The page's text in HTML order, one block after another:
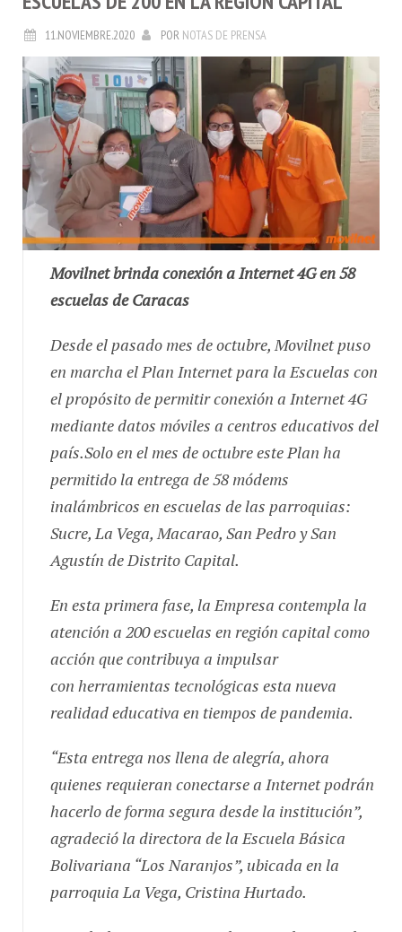
11.NOVIEMBRE.2020 PORNOTAS DE PRENSA
Movilnet brinda conexión a Internet 4G en 58
escuelas de Caracas
en marcha el Plan Internet para la Escuelas con
el propósito de permitir conexión a Internet 4G
mediante datos móviles a centros educativos del
país.Solo en el mes de octubre este Plan ha
permitido la entrega de 58 módems
inalámbricos en escuelas de las parroquias:
Sucre, La Vega, Macarao, San Pedro y San
Agustín de Distrito Capital.
atención a 200 escuelas en región capital como
acción que contribuya a impulsar
con herramientas tecnológicas esta nueva
realidad educativa en tiempos de pandemia.
quienes requieran conectarse a Internet podrán
hacerlo de forma segura desde la institución”,
agradeció la directora de la Escuela Básica
Bolivariana “Los Naranjos”, ubicada en la
parroquia La Vega, Cristina Hurtado.